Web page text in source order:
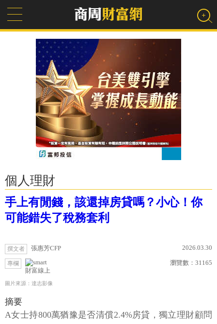
個人理財
手上有閒錢，該還掉房貸嗎？小心！你
可能錯失了稅務套利
撰文者 張惠芳CFP 2026.03.30
專欄
財富線上
瀏覽數： 31165
圖片來源：達志影像
摘要
A女士持800萬猶豫是否清償2.4%房貸，獨立理財顧問